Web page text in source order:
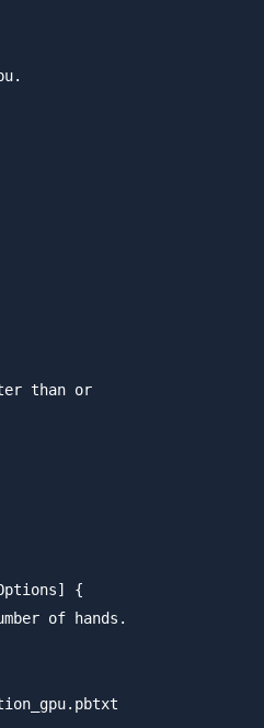
than or
{
of hands.